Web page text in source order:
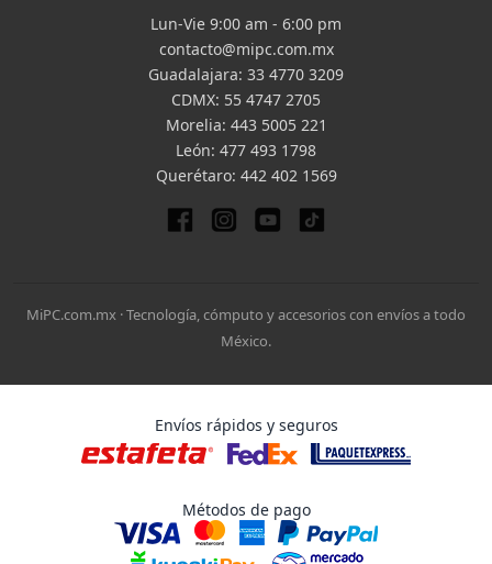
Lun-Vie 9:00 am - 6:00 pm
contacto@mipc.com.mx
Guadalajara: 33 4770 3209
CDMX: 55 4747 2705
Morelia: 443 5005 221
León: 477 493 1798
Querétaro: 442 402 1569
MiPC.com.mx · Tecnología, cómputo y accesorios con envíos a todo
México.
Envíos rápidos y seguros
Métodos de pago